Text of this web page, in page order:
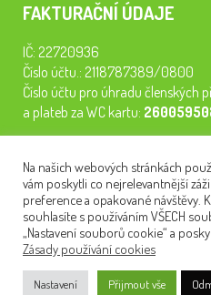
FAKTURAČNÍ ÚDAJE
IČ: 22720936
Číslo účtu.: 2118787389/0800
Číslo účtu pro úhradu členských
a plateb za WC kartu:
semináře, konferenci, plavbu na
tiskneme odborné publikace pro
NEWSLETTER
Na našich webových stránkách
vám poskytli co nejrelevantnější
preference a opakované návštěvy.
souhlasíte s používáním VŠECH
„Nastavení souborů cookie“ a
Zásady používání cookies
Nastavení Přijmout vše